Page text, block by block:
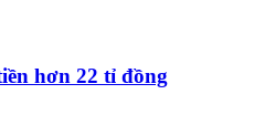
hơn 22 tỉ đồng